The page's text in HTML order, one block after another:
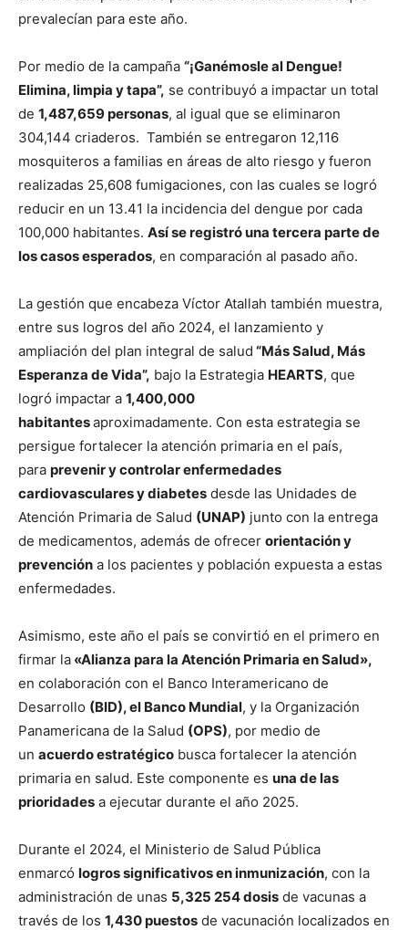
prevalecían para este año.
Por medio de la campaña “¡Ganémosle al Dengue!
Elimina, limpia y tapa”, se contribuyó a impactar un total
de 1,487,659 personas, al igual que se eliminaron
304,144 criaderos. También se entregaron 12,116
mosquiteros a familias en áreas de alto riesgo y fueron
realizadas 25,608 fumigaciones, con las cuales se logró
reducir en un 13.41 la incidencia del dengue por cada
100,000 habitantes. Así se registró una tercera parte de
los casos esperados, en comparación al pasado año.
La gestión que encabeza Víctor Atallah también muestra,
entre sus logros del año 2024, el lanzamiento y
ampliación del plan integral de salud “Más Salud, Más
Esperanza de Vida”, bajo la Estrategia HEARTS, que
logró impactar a 1,400,000
habitantesaproximadamente. Con esta estrategia se
persigue fortalecer la atención primaria en el país,
para prevenir y controlar enfermedades
cardiovasculares y diabetes desde las Unidades de
Atención Primaria de Salud (UNAP) junto con la entrega
de medicamentos, además de ofrecer orientación y
prevención a los pacientes y población expuesta a estas
enfermedades.
Asimismo, este año el país se convirtió en el primero en
firmar la «Alianza para la Atención Primaria en Salud»,
en colaboración con el Banco Interamericano de
Desarrollo (BID), el Banco Mundial, y la Organización
Panamericana de la Salud (OPS), por medio de
un acuerdo estratégico busca fortalecer la atención
primaria en salud. Este componente es una de las
prioridades a ejecutar durante el año 2025.
Durante el 2024, el Ministerio de Salud Pública
enmarcó logros significativos en inmunización, con la
administración de unas 5,325 254 dosis de vacunas a
través de los 1,430 puestos de vacunación localizados en